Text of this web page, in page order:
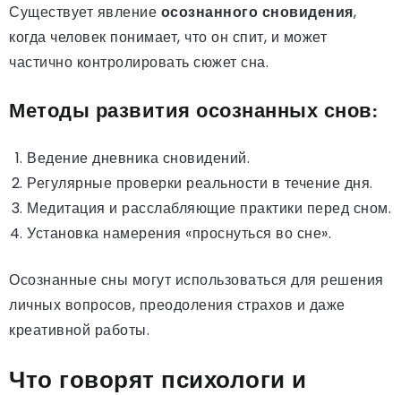
Существует явление осознанного сновидения,
когда человек понимает, что он спит, и может
частично контролировать сюжет сна.
Методы развития осознанных снов:
Ведение дневника сновидений.
Регулярные проверки реальности в течение дня.
Медитация и расслабляющие практики перед сном.
Установка намерения «проснуться во сне».
Осознанные сны могут использоваться для решения
личных вопросов, преодоления страхов и даже
креативной работы.
Что говорят психологи и